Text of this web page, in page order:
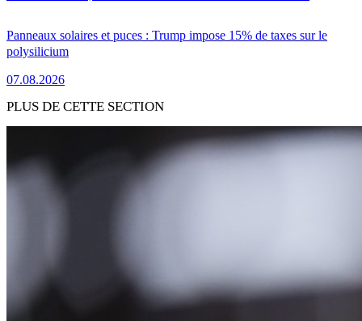
Panneaux solaires et puces : Trump impose 15% de taxes sur le
polysilicium
07.08.2026
PLUS DE CETTE SECTION